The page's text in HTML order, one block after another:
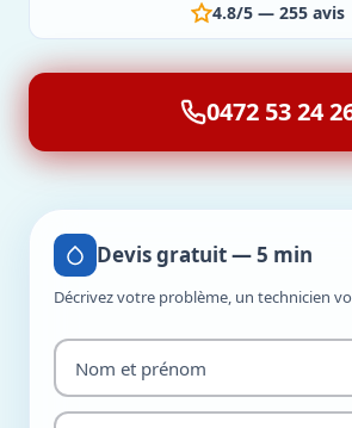
4.8/5 — 255 avis
0472 53 24
Devis gratuit — 5 min
Décrivez votre problème, un technicien